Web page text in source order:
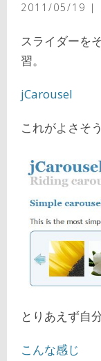
2011/05/19
スライダーを
習。
jCarousel
これがよさそう
とりあえず自
こんな感じ